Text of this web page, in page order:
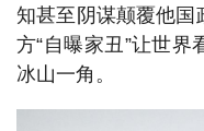
知甚至阴谋颠覆他国
方“自曝家丑”让世
冰山一角。